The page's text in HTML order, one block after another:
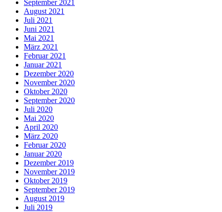
September 2021
August 2021
Juli 2021
Juni 2021
Mai 2021
März 2021
Februar 2021
Januar 2021
Dezember 2020
November 2020
Oktober 2020
September 2020
Juli 2020
Mai 2020
April 2020
März 2020
Februar 2020
Januar 2020
Dezember 2019
November 2019
Oktober 2019
September 2019
August 2019
Juli 2019